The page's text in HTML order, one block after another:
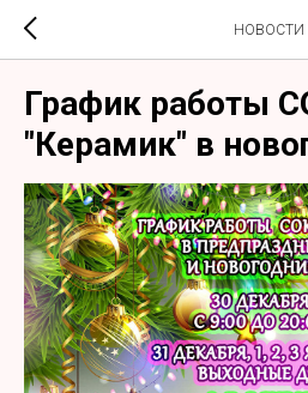
НОВОСТИ
График работы
"Керамик" в